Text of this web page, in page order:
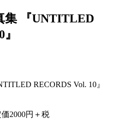
集 『UNTITLED
RECORDS Vol. 10』
2000円＋税